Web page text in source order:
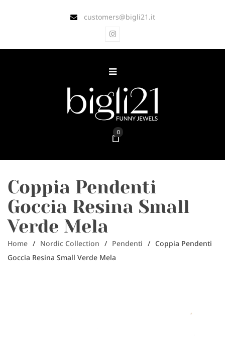
customers@bigli21.it
0
Coppia Pendenti
Goccia Resina Small
Verde Mela
Home / Nordic Collection / Pendenti / Coppia Pendenti
Goccia Resina Small Verde Mela